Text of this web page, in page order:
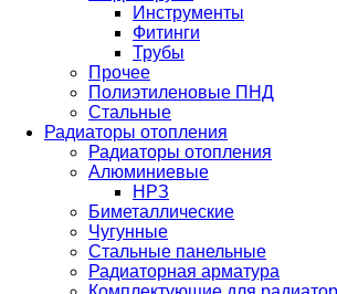
Инструменты
Фитинги
Трубы
Прочее
Полиэтиленовые ПНД
Стальные
Радиаторы отопления
Радиаторы отопления
Алюминиевые
НРЗ
Биметаллические
Чугунные
Стальные панельные
Радиаторная арматура